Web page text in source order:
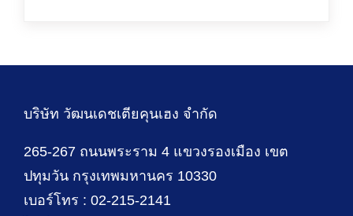
บริษัท วัฒนเดชเตียคุนเฮง จำกัด
265-267 ถนนพระราม 4 แขวงรองเมือง เขต
ปทุมวัน กรุงเทพมหานคร 10330
เบอร์โทร : 02-215-2141